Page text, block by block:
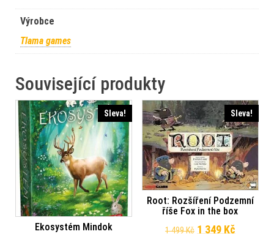
Výrobce
Tlama games
Související produkty
Sleva!
Ekosystém Mindok
Sleva!
Root: Rozšíření Podzemní
říše Fox in the box
1 499Kč Původní cena
1 349 KčAktuální